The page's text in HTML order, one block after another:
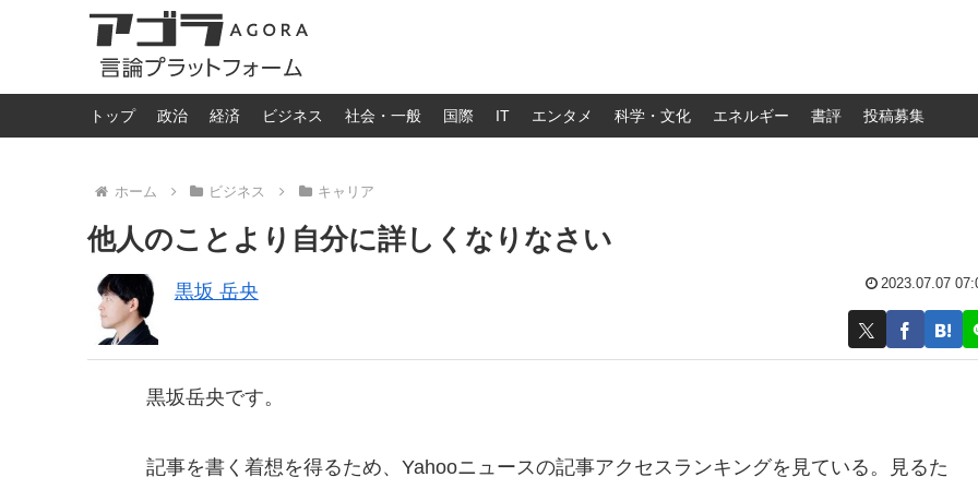
トップ 政治 経済 ビジネス 社会・一般 国際 IT エンタメ 科学・文化 エネルギー 書評 投稿募集
ホーム ビジネス キャリア
他人のことより自分に詳しくなりなさい
黒坂 岳央 2023.07.07
黒坂岳央です。
記事を書く着想を得るため、Yahooニュースの記事アクセスランキングを見ている。見るた